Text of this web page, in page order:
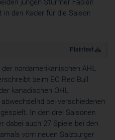
jungen Stürmer Fabian
den Kader für die Saison
Plaintext
nordamerikanischen AHL
beim EC Red Bull
kanadischen OHL
bei verschiedenen
In den drei Saisonen
dabei auch 27 Spiele bei den
vom neuen Salzburger
Medien werden gesetzt